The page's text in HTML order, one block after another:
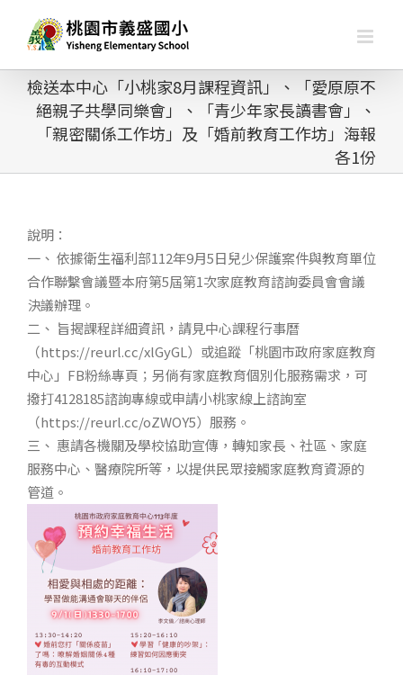
檢送本中心「小桃家8月課程資訊」、「愛原原不
絕親子共學同樂會」、「青少年家長讀書會」、
「親密關係工作坊」及「婚前教育工作坊」海報
各1份
說明：
一、 依據衛生福利部112年9月5日兒少保護案件與教育單位
合作聯繫會議暨本府第5屆第1次家庭教育諮詢委員會會議
決議辦理。
二、 旨揭課程詳細資訊，請見中心課程行事曆
（https://reurl.cc/xlGyGL）或追蹤「桃園市政府家庭教育
中心」FB粉絲專頁；另倘有家庭教育個別化服務需求，可
撥打4128185諮詢專線或申請小桃家線上諮詢室
（https://reurl.cc/oZWOY5）服務。
三、 惠請各機關及學校協助宣傳，轉知家長、社區、家庭
服務中心、醫療院所等，以提供民眾接觸家庭教育資源的
管道。